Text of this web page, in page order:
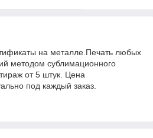
на металле.Печать любых
методом сублимационного
от 5 штук. Цена
под каждый заказ.